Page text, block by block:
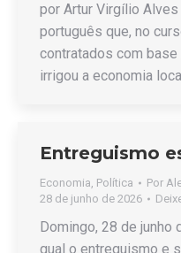
por Artur Virgílio
português que, no
contratados com base
irrigou a economia
Entreguismo
Economia, Política Por
28 de junho de 2026
Domingo, 28 de junho
qual o entreguismo e